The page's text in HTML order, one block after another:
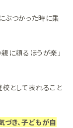
ぶつかった時に乗
に頼るほうが楽」
校として表れること
づき、子どもが自